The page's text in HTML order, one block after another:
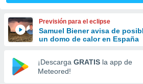
y
forma
digital
basada
Previsión para el eclipse
Samuel Biener avisa de
un domo de calor en España
¡Descarga GRATIS la app de
Meteored!